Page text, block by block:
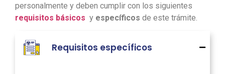
personalmente y deben cumplir con los siguientes
requisitos básicos y específicos de este trámite.
Requisitos específicos